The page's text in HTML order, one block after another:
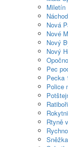
Miletín
Náchod
Nová
Nové
Nový
Nový
Opočno
Pec
Pecka
Police
Rtyně
Sněžka